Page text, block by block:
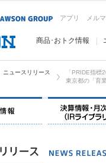
アプリ メル
商品･おトク情報
ニュースリリース
「PRIDE指標
東京都の「育
企業情報